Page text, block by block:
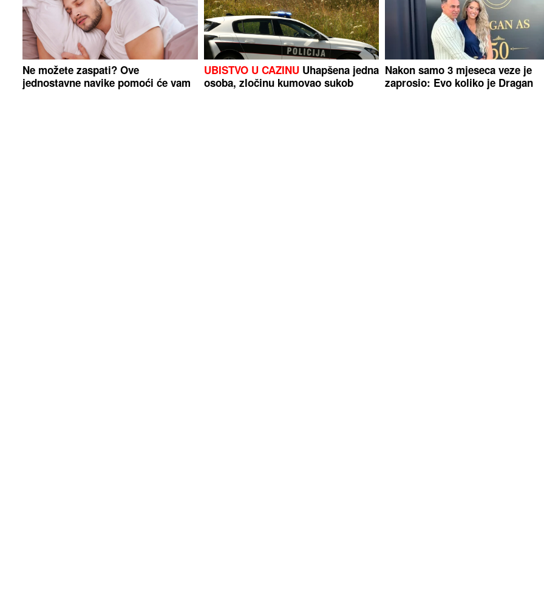
Ne možete zaspati? Ove
jednostavne navike pomoći će vam
UBISTVO U CAZINUUhapšena jedna
osoba, zločinu kumovao sukob
Nakon samo 3 mjeseca veze je
zaprosio: Evo koliko je Dragan